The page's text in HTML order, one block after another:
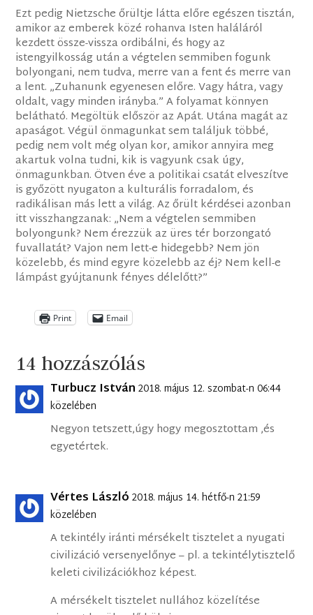
Ezt pedig Nietzsche őrültje látta előre egészen tisztán,
amikor az emberek közé rohanva Isten haláláról
kezdett össze-vissza ordibálni, és hogy az
istengyilkosság után a végtelen semmiben fogunk
bolyongani, nem tudva, merre van a fent és merre van
a lent. „Zuhanunk egyenesen előre. Vagy hátra, vagy
oldalt, vagy minden irányba.” A folyamat könnyen
belátható. Megöltük először az Apát. Utána magát az
apaságot. Végül önmagunkat sem találjuk többé,
pedig nem volt még olyan kor, amikor annyira meg
akartuk volna tudni, kik is vagyunk csak úgy,
önmagunkban. Ötven éve a politikai csatát elveszítve
is győzött nyugaton a kulturális forradalom, és
radikálisan más lett a világ. Az őrült kérdései azonban
itt visszhangzanak: „Nem a végtelen semmiben
bolyongunk? Nem érezzük az üres tér borzongató
fuvallatát? Vajon nem lett-e hidegebb? Nem jön
közelebb, és mind egyre közelebb az éj? Nem kell-e
lámpást gyújtanunk fényes délelőtt?”
Print Email
14 hozzászólás
Turbucz István 2018. május 12. szombat-n 06:44
közelében
Negyon tetszett,úgy hogy megosztottam ,és
egyetértek.
Vértes László 2018. május 14. hétfő-n 21:59
közelében
A tekintély iránti mérsékelt tisztelet a nyugati
civilizáció versenyelőnye – pl. a tekintélytisztelő
keleti civilizációkhoz képest.
A mérsékelt tisztelet nullához közelítése